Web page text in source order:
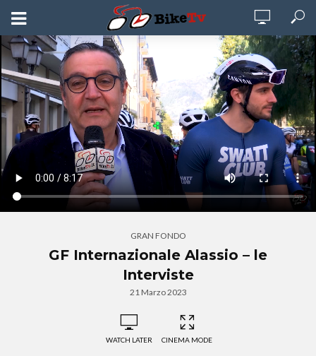
GRAN FONDO
GF Internazionale Alassio – le
Interviste
21 Marzo 2023
WATCH LATER CINEMA MODE